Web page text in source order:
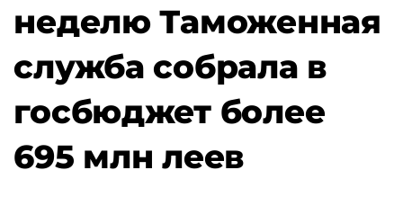
неделю Таможенная
служба собрала в
госбюджет более
695 млн леев